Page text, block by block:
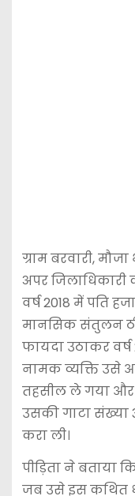
ग्राम बरवारी,
अपर जिलाधिकारी
वर्ष 2018 में पति
मानसिक संतुलन
फायदा उठाकर
नामक व्यक्ति उसे
तहसील ले गया
उसकी गाटा संख्या
करा ली।
पीड़िता ने बताया
जब उसे इस कथित